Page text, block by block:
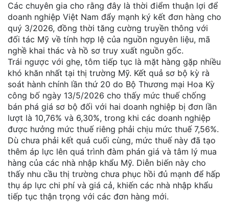
Các chuyên gia cho rằng đây là thời điểm thuận lợi để
doanh nghiệp Việt Nam đẩy mạnh ký kết đơn hàng cho
quý 3/2026, đồng thời tăng cường truyền thông với
đối tác Mỹ về tính hợp lệ của nguồn nguyên liệu, mã
nghề khai thác và hồ sơ truy xuất nguồn gốc.
Trái ngược với ghẹ, tôm tiếp tục là mặt hàng gặp nhiều
khó khăn nhất tại thị trường Mỹ. Kết quả sơ bộ kỳ rà
soát hành chính lần thứ 20 do Bộ Thương mại Hoa Kỳ
công bố ngày 13/5/2026 cho thấy mức thuế chống
bán phá giá sơ bộ đối với hai doanh nghiệp bị đơn lần
lượt là 10,76% và 6,30%, trong khi các doanh nghiệp
được hưởng mức thuế riêng phải chịu mức thuế 7,56%.
Dù chưa phải kết quả cuối cùng, mức thuế này đã tạo
thêm áp lực lên quá trình đàm phán giá và tâm lý mua
hàng của các nhà nhập khẩu Mỹ. Diễn biến này cho
thấy nhu cầu thị trường chưa phục hồi đủ mạnh để hấp
thụ áp lực chi phí và giá cả, khiến các nhà nhập khẩu
tiếp tục thận trọng với các đơn hàng mới.